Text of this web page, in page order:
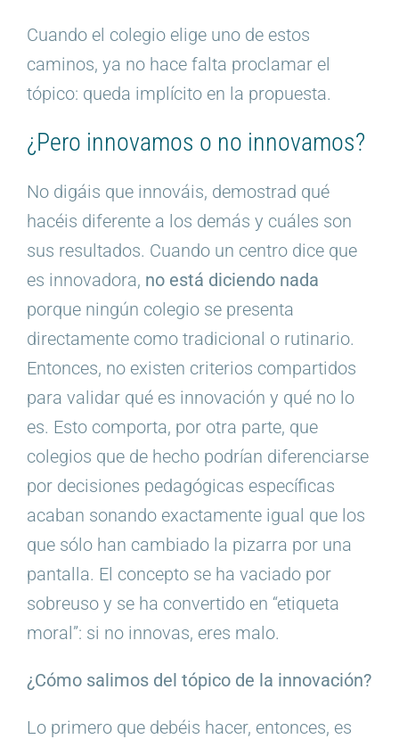
Cuando el colegio elige uno de estos
caminos, ya no hace falta proclamar el
tópico: queda implícito en la propuesta.
¿Pero innovamos o no innovamos?
No digáis que innováis, demostrad qué
hacéis diferente a los demás y cuáles son
sus resultados. Cuando un centro dice que
es innovadora, no está diciendo nada
porque ningún colegio se presenta
directamente como tradicional o rutinario.
Entonces, no existen criterios compartidos
para validar qué es innovación y qué no lo
es. Esto comporta, por otra parte, que
colegios que de hecho podrían diferenciarse
por decisiones pedagógicas específicas
acaban sonando exactamente igual que los
que sólo han cambiado la pizarra por una
pantalla. El concepto se ha vaciado por
sobreuso y se ha convertido en “etiqueta
moral”: si no innovas, eres malo.
¿Cómo salimos del tópico de la innovación?
Lo primero que debéis hacer, entonces, es